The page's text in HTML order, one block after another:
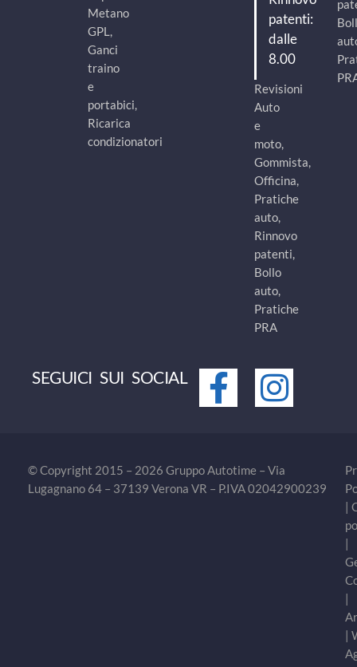
Metano
GPL,
Ganci
traino
e
portabici,
Ricarica
condizionatori
patenti:
dalle
8.00
Revisioni
Auto
e
moto,
Gommista,
Officina,
Pratiche
auto,
Rinnovo
patenti,
Bollo
auto,
Pratiche
PRA
SEGUICI SUI SOCIAL
© Copyright 2015 – 2026 Gruppo Autotime – Via
Lugagnano 64 – 37139 Verona VR – P.IVA 02042900239
|
|
|
|